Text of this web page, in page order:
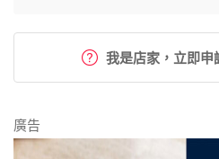
我是店家，立即申
廣告